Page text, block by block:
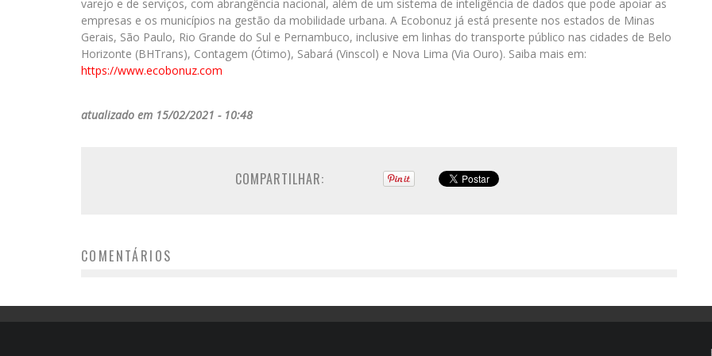
varejo e de serviços, com abrangência nacional, além de um sistema de inteligência de dados que pode apoiar as
empresas e os municípios na gestão da mobilidade urbana. A Ecobonuz já está presente nos estados de Minas
Gerais, São Paulo, Rio Grande do Sul e Pernambuco, inclusive em linhas do transporte público nas cidades de Belo
Horizonte (BHTrans), Contagem (Ótimo), Sabará (Vinscol) e Nova Lima (Via Ouro). Saiba mais em:
https://www.ecobonuz.com
atualizado em 15/02/2021 - 10:48
COMPARTILHAR:
COMENTÁRIOS